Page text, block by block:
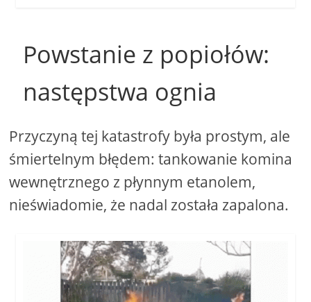
Powstanie z popiołów:
następstwa ognia
Przyczyną tej katastrofy była prostym, ale
śmiertelnym błędem: tankowanie komina
wewnętrznego z płynnym etanolem,
nieświadomie, że nadal została zapalona.